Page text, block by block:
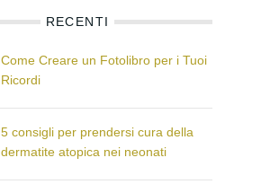
RECENTI
Come Creare un Fotolibro per i Tuoi
Ricordi
5 consigli per prendersi cura della
dermatite atopica nei neonati